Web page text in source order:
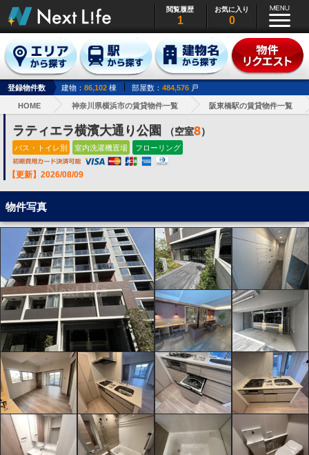
閲覧履歴
1
お気に入り
0
登録物件数 建物： 86,102 棟 部屋数： 484,576 戸
HOME 神奈川県横浜市の賃貸物件一覧 阪東橋駅の賃貸物件一覧
ラティエラ横濱大通り公園 （空室8）
バス・トイレ別 室内洗濯機置場 フローリング
【更新】2026/08/09
物件写真